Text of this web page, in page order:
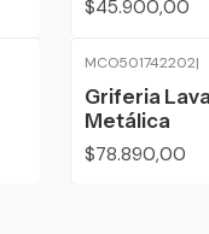
$45.900,00
MCO501742202|
Griferia
Metálica
$78.890,00